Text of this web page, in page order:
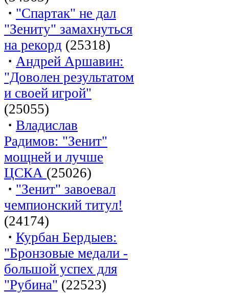
· "Спартак" не дал
"Зениту" замахнуться
на рекорд (25318)
· Андрей Аршавин:
"Доволен результатом
и своей игрой"
(25055)
· Владислав
Радимов: "Зенит"
мощней и лучше
ЦСКА (25026)
· "Зенит" завоевал
чемпионский титул!
(24174)
· Курбан Бердыев:
"Бронзовые медали -
большой успех для
"Рубина" (22523)